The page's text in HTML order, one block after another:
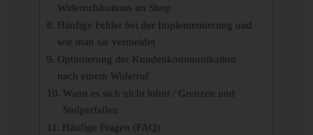
Widerrufsbuttons im Shop
Häufige Fehler bei der Implementierung und
wie man sie vermeidet
Optimierung der Kundenkommunikation
nach einem Widerruf
Wann es sich nicht lohnt / Grenzen und
Stolperfallen
Häufige Fragen (FAQ)